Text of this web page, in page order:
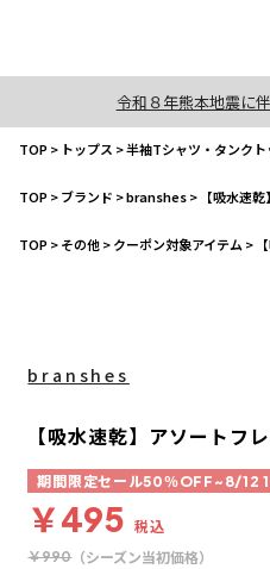
令和８年熊本地震に
TOP> トップス >半袖Tシャツ・タンクト
TOP>ブランド >branshes> 【吸水速
TOP>その他>クーポン対象アイテム >
branshes
【吸水速乾】アソートフ
期間限定セール50％OFF~8/12
￥495 税込
￥990（シーズン当初価格）